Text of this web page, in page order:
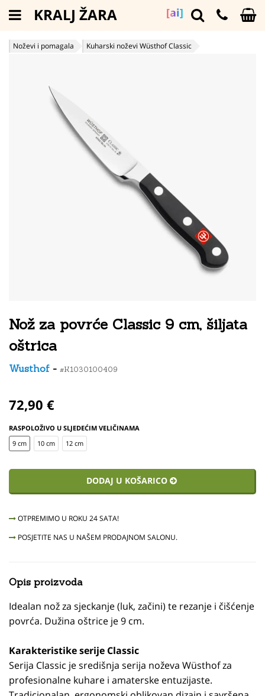
[ai]
KRALJ ŽARA
Noževi i pomagala Kuharski noževi Wüsthof Classic
Nož za povrće Classic 9 cm, šiljata
oštrica
Wusthof - #K1030100409
72,90 €
RASPOLOŽIVO U SLJEDEĆIM VELIČINAMA
9 cm
10 cm 12 cm
DODAJ U KOŠARICO
OTPREMIMO U ROKU 24 SATA!
POSJETITE NAS U NAŠEM PRODAJNOM SALONU.
Opis proizvoda
Idealan nož za sjeckanje (luk, začini) te rezanje i čišćenje
povrća. Dužina oštrice je 9 cm.
Karakteristike serije Classic
Serija Classic je središnja serija noževa Wüsthof za
profesionalne kuhare i amaterske entuzijaste.